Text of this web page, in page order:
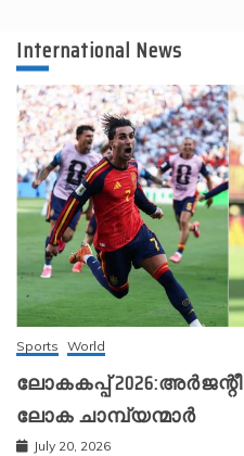
International News
Sports World
ലോകകപ്പ്
ലോക ചാമ്പ്യന്മാർ
July 20, 2026